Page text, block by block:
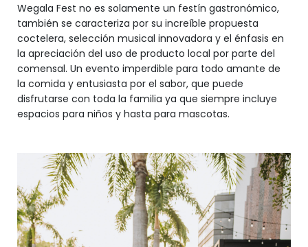
Wegala Fest no es solamente un festín gastronómico,
también se caracteriza por su increíble propuesta
coctelera, selección musical innovadora y el énfasis en
la apreciación del uso de producto local por parte del
comensal. Un evento imperdible para todo amante de
la comida y entusiasta por el sabor, que puede
disfrutarse con toda la familia ya que siempre incluye
espacios para niños y hasta para mascotas.